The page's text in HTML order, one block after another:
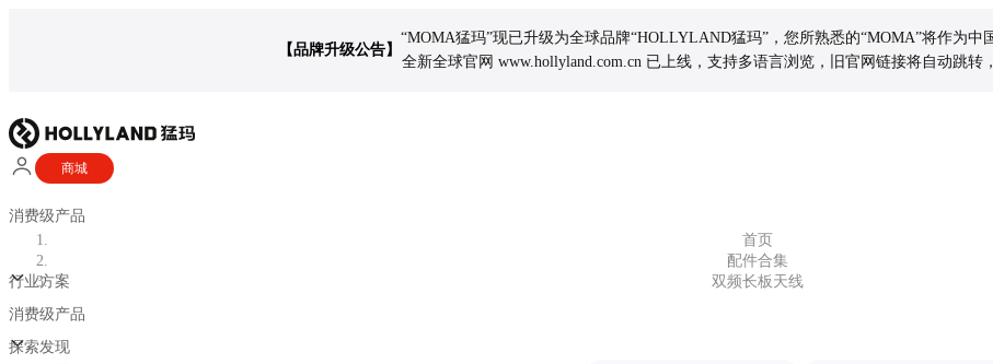
【品牌升级公告】
“MOMA猛玛”现已升级为全球品牌“HOLLYLAND猛玛”，您所熟悉的“MOMA”将作为中
全新全球官网 www.hollyland.com.cn 已上线，支持多语言浏览，旧官网链接将自动跳转
商城
消费级产品
消费级产品
行业方案
探索发现
首页
配件合集
双频长板天线